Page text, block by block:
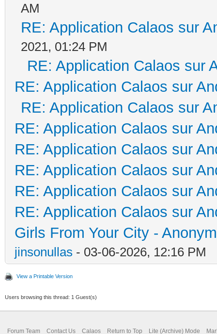
AM
RE: Application Calaos sur
2021, 01:24 PM
RE: Application Calaos sur
RE: Application Calaos sur
RE: Application Calaos sur
RE: Application Calaos sur
RE: Application Calaos sur
RE: Application Calaos sur
RE: Application Calaos sur
RE: Application Calaos sur
Girls From Your City -
jinsonullas - 03-06-2026, 12:16 PM
View a Printable Version
Users browsing this thread: 1 Guest(s)
Forum Team Contact Us Calaos Return to Top Lite (Archive) Mode